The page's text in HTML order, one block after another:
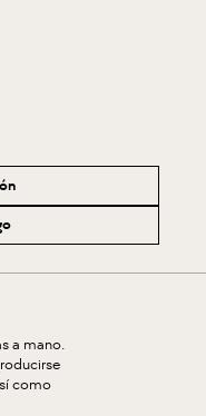
a mano.
como